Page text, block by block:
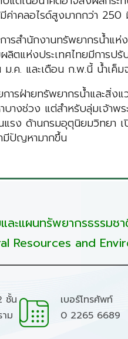
าคลอไรด์สูงมากกว่า
ารสำนักงานทรัพยากรน้ำแ
ลิตแห่งประเทศไทยมีการ
ค. และเดือน ก.พ.นี้ น้ำเค็ม
รฝ่ายทรัพยากรน้ำและสิ่งแ
งช่วง แต่สำหรับลุ่มเจ้าพร
แรง ด้านกรมอุตุนิยมวิทย
มีปัญหามากขึ้น
ละแผนทรัพยากรธรรมช
Resources and
ชั้น
ม
เบอร์โทรศัพท์
0 2265 6689